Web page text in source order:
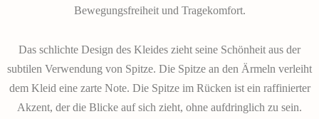
Bewegungsfreiheit und Tragekomfort.
Das schlichte Design des Kleides zieht seine Schönheit aus der
subtilen Verwendung von Spitze. Die Spitze an den Ärmeln verleiht
dem Kleid eine zarte Note. Die Spitze im Rücken ist ein raffinierter
Akzent, der die Blicke auf sich zieht, ohne aufdringlich zu sein.